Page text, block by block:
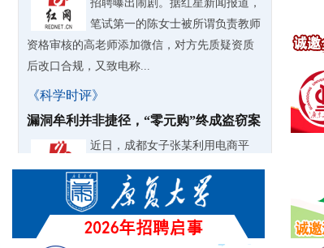
招聘曝出闹剧。据红星新闻报道，
笔试第一的陈女士被所谓负责教师
资格审核的高老师添加微信，对方先质疑资质
后改口合规，又致电称...
《科学时评》
漏洞牟利并非捷径，“零元购”终成盗窃案
近日，成都女子张某利用电商平
台“以旧换新”活动漏洞，不花一分
钱“零元购”三千余台家电，不仅自
用还大肆转卖牟利，甚至拉拢亲友、前同事共
同参与，最终因涉嫌...